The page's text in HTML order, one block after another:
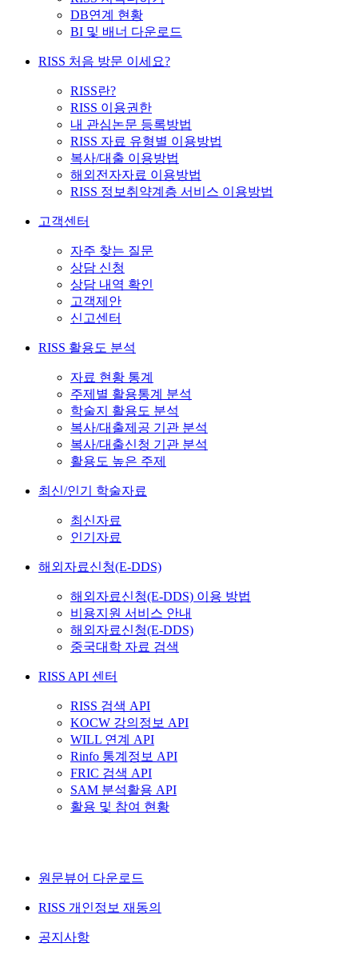
DB연계 현황
BI 및 배너 다운로드
RISS 처음 방문 이세요?
RISS란?
RISS 이용권한
내 관심논문 등록방법
RISS 자료 유형별 이용방법
복사/대출 이용방법
해외전자자료 이용방법
RISS 정보취약계층 서비스 이용방법
고객센터
자주 찾는 질문
상담 신청
상담 내역 확인
고객제안
신고센터
RISS 활용도 분석
자료 현황 통계
주제별 활용통계 분석
학술지 활용도 분석
복사/대출제공 기관 분석
복사/대출신청 기관 분석
활용도 높은 주제
최신/인기 학술자료
최신자료
인기자료
해외자료신청(E-DDS)
해외자료신청(E-DDS) 이용 방법
비용지원 서비스 안내
해외자료신청(E-DDS)
중국대학 자료 검색
RISS API 센터
RISS 검색 API
KOCW 강의정보 API
WILL 연계 API
Rinfo 통계정보 API
FRIC 검색 API
SAM 분석활용 API
활용 및 참여 현황
원문뷰어 다운로드
RISS 개인정보 재동의
공지사항